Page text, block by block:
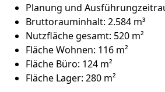
Planung und
Bruttorauminhalt: 2.584 m³
Nutzfläche gesamt: 520 m²
Fläche Wohnen: 116 m²
Fläche Büro: 124 m²
Fläche Lager: 280 m²